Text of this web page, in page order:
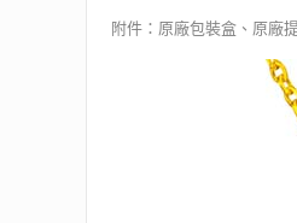
附件：原廠包裝盒、原廠